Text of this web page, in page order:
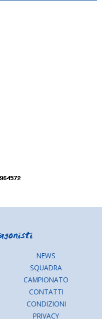
NEWS
SQUADRA
CAMPIONATO
CONTATTI
CONDIZIONI
PRIVACY